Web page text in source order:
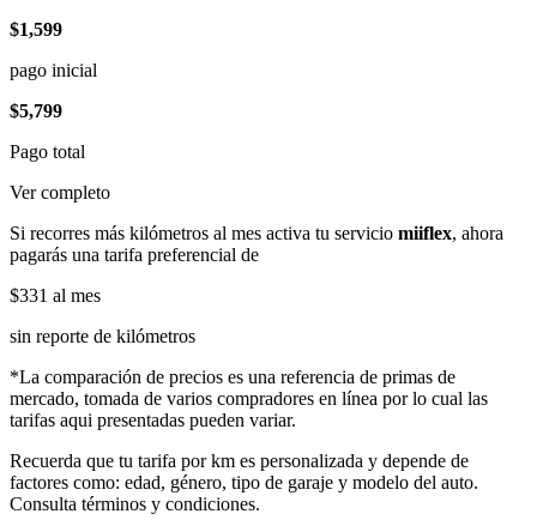
$1,599
pago inicial
$5,799
Pago total
Ver completo
Si recorres más kilómetros al mes activa tu servicio miiflex, ahora
pagarás una tarifa preferencial de
$331 al mes
sin reporte de kilómetros
*La comparación de precios es una referencia de primas de
mercado, tomada de varios compradores en línea por lo cual las
tarifas aqui presentadas pueden variar.
Recuerda que tu tarifa por km es personalizada y depende de
factores como: edad, género, tipo de garaje y modelo del auto.
Consulta términos y condiciones.